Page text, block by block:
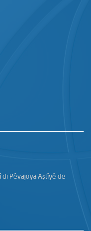
di Pêvajoya Aştîyê de